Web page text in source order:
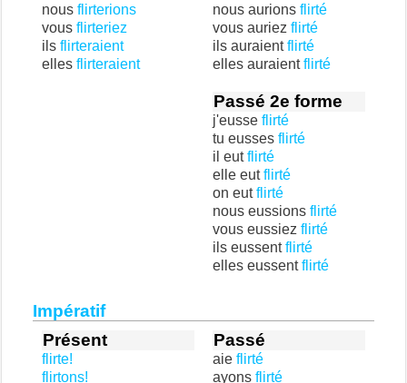
nous flirterions
vous flirteriez
ils flirteraient
elles flirteraient
nous aurions flirté
vous auriez flirté
ils auraientflirté
elles auraientflirté
Passé 2e forme
j'eusse flirté
tu eusses flirté
il eutflirté
elle eutflirté
on eutflirté
nous eussions flirté
vous eussiez flirté
ils eussentflirté
elles eussentflirté
Impératif
Présent
flirte!
flirtons!
Passé
aie flirté
ayons flirté